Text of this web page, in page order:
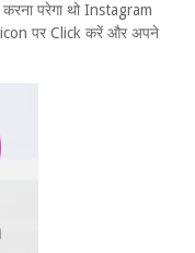
परेगा थो Instagram
पर Click करें और अपने